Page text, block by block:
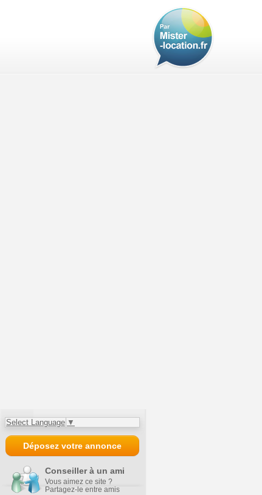
Select Language ▼
Déposez votre annonce
Conseiller à un ami
Vous aimez ce site ?
Partagez-le entre amis